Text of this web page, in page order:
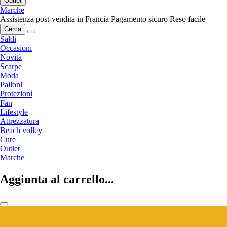
Marche
Assistenza post-vendita in Francia Pagamento sicuro Reso facile
Cerca
Saldi
Occasioni
Novità
Scarpe
Moda
Palloni
Protezioni
Fan
Lifestyle
Attrezzatura
Beach volley
Cure
Outlet
Marche
Aggiunta al carrello...